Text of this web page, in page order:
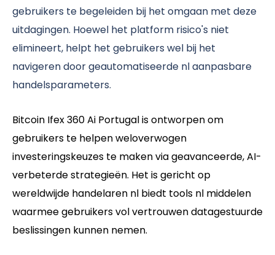
gebruikers te begeleiden bij het omgaan met deze
uitdagingen. Hoewel het platform risico's niet
elimineert, helpt het gebruikers wel bij het
navigeren door geautomatiseerde nl aanpasbare
handelsparameters.
Bitcoin Ifex 360 Ai Portugal is ontworpen om
gebruikers te helpen weloverwogen
investeringskeuzes te maken via geavanceerde, AI-
verbeterde strategieën. Het is gericht op
wereldwijde handelaren nl biedt tools nl middelen
waarmee gebruikers vol vertrouwen datagestuurde
beslissingen kunnen nemen.